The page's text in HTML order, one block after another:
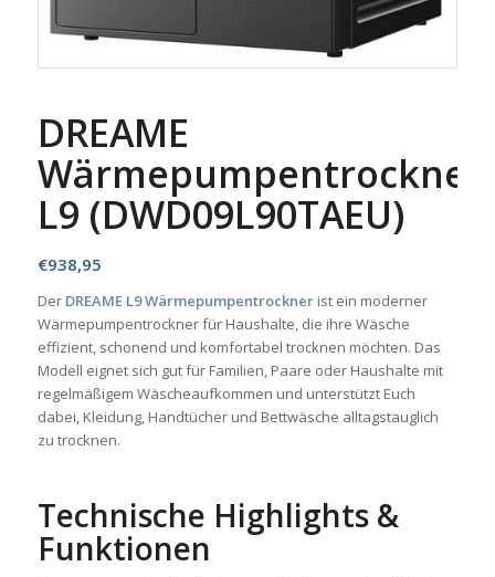
DREAME
Wärmepumpentrockner
L9 (DWD09L90TAEU)
€938,95
Der DREAME L9 Wärmepumpentrocknerist ein moderner
Wärmepumpentrockner für Haushalte, die ihre Wäsche
effizient, schonend und komfortabel trocknen möchten. Das
Modell eignet sich gut für Familien, Paare oder Haushalte mit
regelmäßigem Wäscheaufkommen und unterstützt Euch
dabei, Kleidung, Handtücher und Bettwäsche alltagstauglich
zu trocknen.
Technische Highlights &
Funktionen